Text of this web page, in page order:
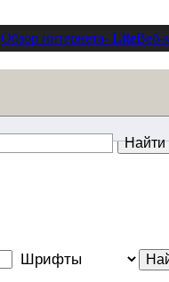
Обзор интернета- LiteВеб-